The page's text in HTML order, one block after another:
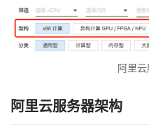
阿里
阿里云服务器架构